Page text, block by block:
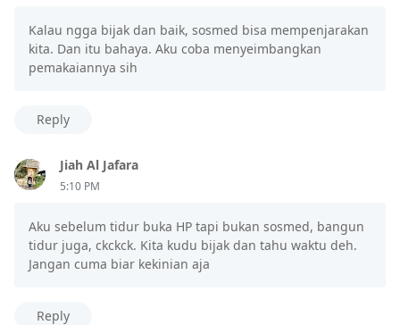
Kalau ngga bijak dan baik, sosmed bisa mempenjarakan
kita. Dan itu bahaya. Aku coba menyeimbangkan
pemakaiannya sih
Reply
Jiah Al Jafara
5:10 PM
Aku sebelum tidur buka HP tapi bukan sosmed, bangun
tidur juga, ckckck. Kita kudu bijak dan tahu waktu deh.
Jangan cuma biar kekinian aja
Reply